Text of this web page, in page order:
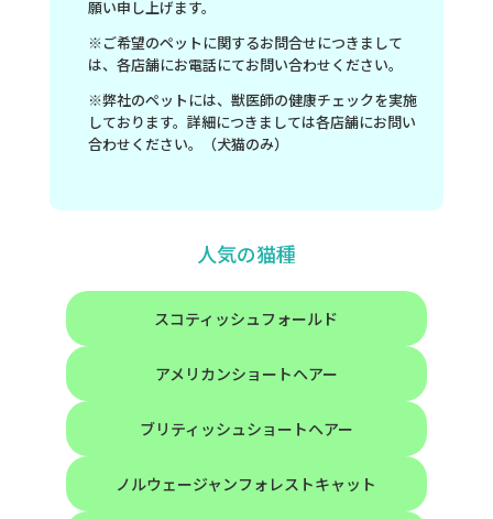
願い申し上げます。
※ご希望のペットに関するお問合せにつきまして
は、各店舗にお電話にてお問い合わせください。
※弊社のペットには、獣医師の健康チェックを実施
しております。詳細につきましては各店舗にお問い
合わせください。（犬猫のみ）
人気の猫種
スコティッシュフォールド
アメリカンショートヘアー
ブリティッシュショートヘアー
ノルウェージャンフォレストキャット